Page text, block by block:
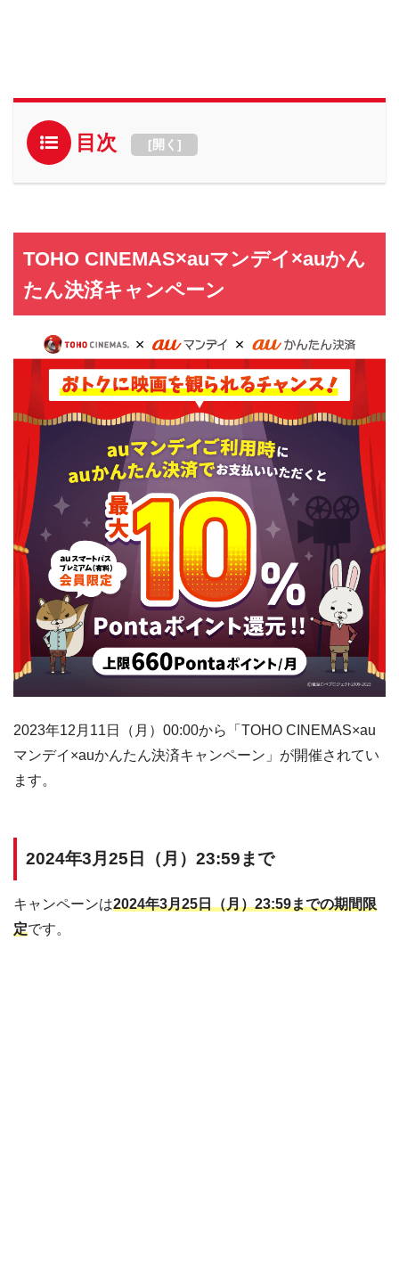
目次 [開く ]
TOHO CINEMAS×auマンデイ×auかん
たん決済キャンペーン
2023年12月11日（月）00:00から「TOHO CINEMAS×au
マンデイ×auかんたん決済キャンペーン」が開催されてい
ます。
2024年3月25日（月）23:59まで
キャンペーンは2024年3月25日（月）23:59までの期間限
定です。